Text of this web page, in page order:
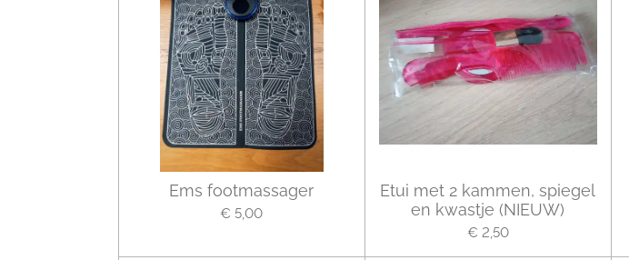
Ems footmassager
€ 5,00
Etui met 2 kammen, spiegel
en kwastje (NIEUW)
€ 2,50